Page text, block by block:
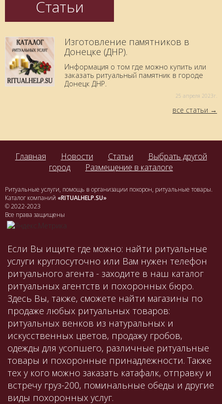
Статьи
Изготовление памятников в
Донецке (ДНР).
Информация о том где можно купить или
заказать ритуальный памятник в городе
Донецк ДНР.
25 aпреля 2023г.
все статьи
Главная Новости Статьи
Выбрать другой
город
Размещение в каталоге
Ритуальные услуги, помощь в организации похорон, ритуальные товары.
Каталог компаний «RITUALHELP.SU»
© 2022-2023
Все права защищены
Если Вы ищите где можно: найти ритуальные
услуги круглосуточно или Вам нужен телефон
ритуального агента - заходите в наш каталог
ритуальных агентств и похоронных бюро.
Здесь Вы, также, сможете найти магазины по
продаже любых ритуальных товаров:
ритуальных венков из натуральных и
искусственных цветов, продажу гробов,
одежды для усопшего, различные ритуальные
товары и похоронные принадлежности. Также
тех у кого можно заказать катафалк, отправку и
встречу груз-200, поминальные обеды и другие
виды похоронных услуг.